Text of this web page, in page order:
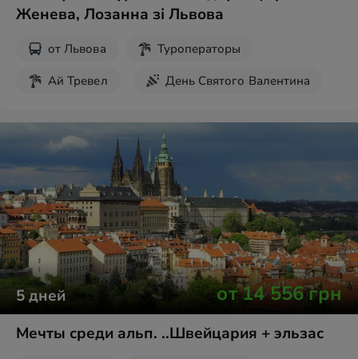
Женева, Лозанна зі Львова
от Львова
Туроператоры
Ай Тревел
День Святого Валентина
Новогодние туры
5дней от14 556грн
Мечты среди альп. ..Швейцария + эльзас